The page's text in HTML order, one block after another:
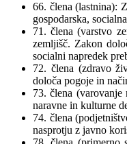
66. člena (lastnina):
gospodarska,
71. člena (varstvo
zemljišč. Zakon
socialni napredek
72. člena (zdravo
določa pogoje in
73. člena
naravne in kulturne
74. člena
nasprotju z javno